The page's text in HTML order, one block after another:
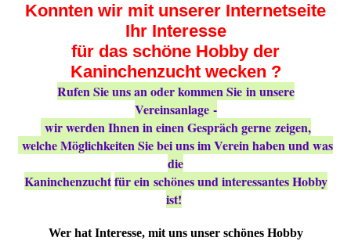
Konnten wir mit unserer Internetseite
Ihr Interesse
für das schöne Hobby der
Kaninchenzucht wecken ?
Rufen Sie uns an oder kommen Sie in unsere
Vereinsanlage -
wir werden Ihnen in einen Gespräch gerne zeigen,
welche Möglichkeiten Sie bei uns im Verein haben und was
die
Kaninchenzuchtfür ein schönes und interessantes Hobby
ist!
Wer hat Interesse, mit uns unser schönes Hobby